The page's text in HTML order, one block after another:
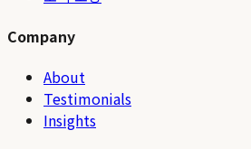
Company
About
Testimonials
Insights